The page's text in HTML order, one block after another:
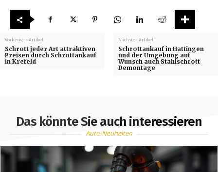
Vorheriger Artikel
Schrott jeder Art attraktiven
Preisen durch Schrottankauf
in Krefeld
Nächster Artikel
Schrottankauf in Hattingen
und der Umgebung auf
Wunsch auch Stahlschrott
Demontage
Das könnte Sie auch interessieren
Auto-Neuheiten